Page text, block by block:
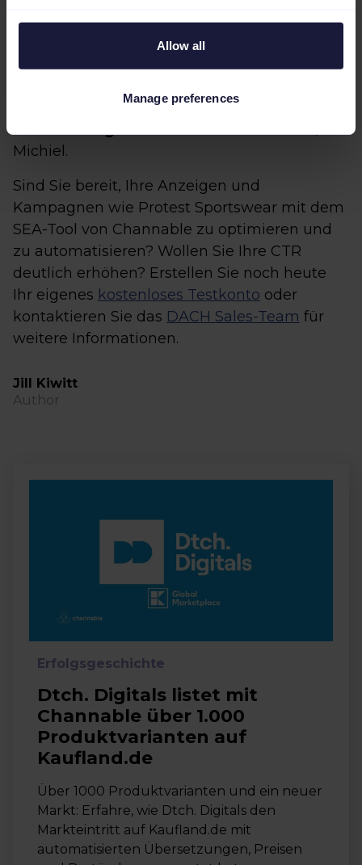
Allow all
Manage preferences
Benutzererfahrung. Potenzielle Kunden
finden durch die relevanten Ads schneller,
was sie suchen. "Besucher landen jetzt direkt
auf unserer Homepage. Das ist der Grund für
Michiel.
Sind Sie bereit, Ihre Anzeigen und
Kampagnen wie Protest Sportswear mit dem
SEA-Tool von Channable zu optimieren und
zu automatisieren? Wollen Sie Ihre CTR
deutlich erhöhen? Erstellen Sie noch heute
Ihr eigenes kostenloses Testkonto oder
kontaktieren Sie das DACH Sales-Team für
weitere Informationen.
Jill Kiwitt
Author
Erfolgsgeschichte
Dtch. Digitals listet mit
Channable über 1.000
Produktvarianten auf
Kaufland.de
Über 1000 Produktvarianten und ein neuer
Markt: Erfahre, wie Dtch. Digitals den
Markteintritt auf Kaufland.de mit
automatisierten Übersetzungen, Preisen